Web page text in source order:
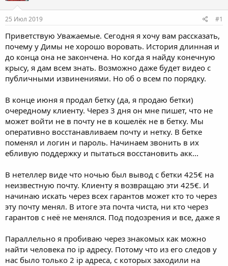
25 Июл 2019 #1
Приветствую Уважаемые. Сегодня я хочу вам рассказать,
почему у Димы не хорошо воровать. История длинная и
до конца она не закончена. Но когда я найду конечную
крысу, я дам всем знать. Возможно даже будет видео с
публичными извинениями. Но об о всем по порядку.
В конце июня я продал бетку (да, я продаю бетки)
очередному клиенту. Через 3 дня он мне пишет, что не
может войти не в почту не в кошелёк не в бетку. Мы
оперативно восстанавливаем почту и нетку. В бетке
поменял и логин и пароль. Начинаем звонить в их
ебливую поддержку и пытаться восстановить акк...
В нетеллер виде что ночью был вывод с бетки 425€ на
неизвестную почту. Клиенту я возвращаю эти 425€. И
начинаю искать через всех гарантов может кто то через
эту почту менял. В итоге эта почта чиста, ни кто через
гарантов с неё не менялся. Под подозрения и все, даже я
Параллельно я пробиваю через знакомых как можно
найти человека по ip адресу. Потому что из его следов у
нас былo только 2 ip адреса, с которых заходили на